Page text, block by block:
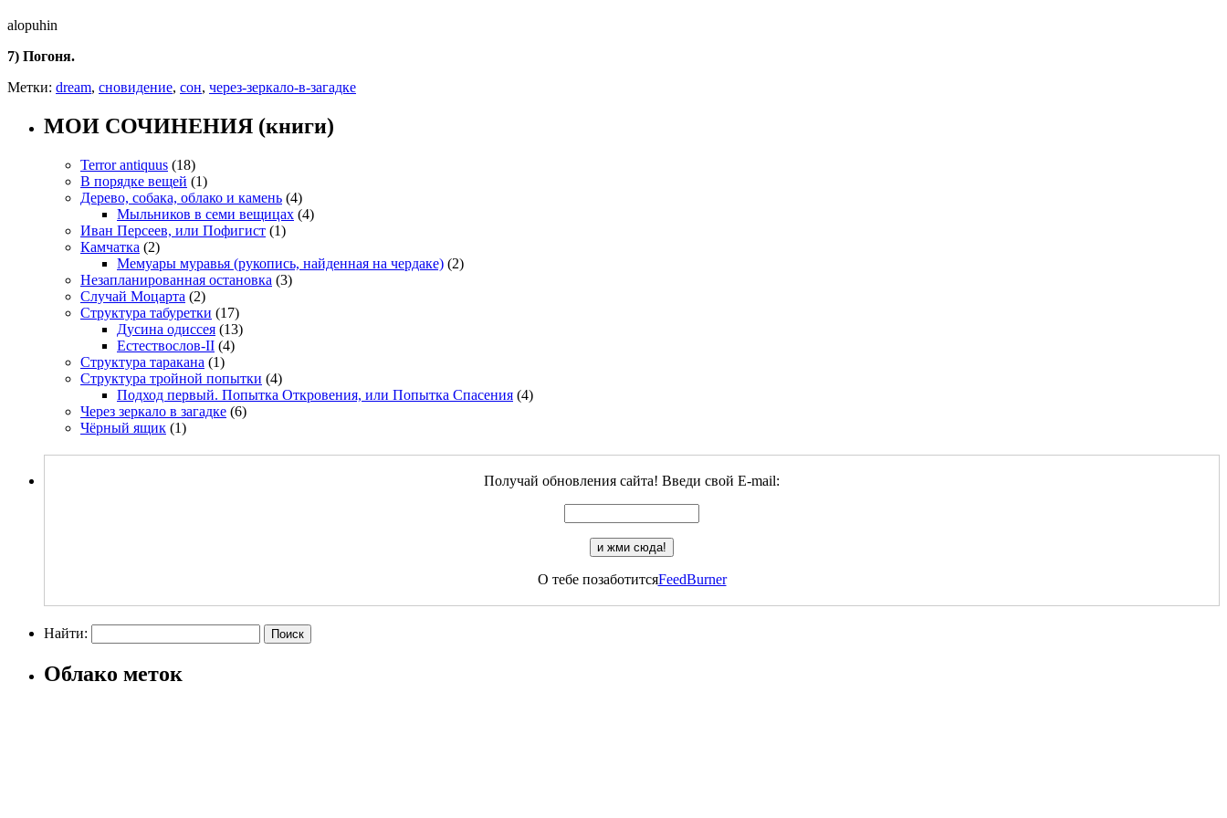
alopuhin
7) Погоня.
Метки: dream, сновидение, сон, через-зеркало-в-загадке
МОИ СОЧИНЕНИЯ (книги)
Terror antiquus (18)
В порядке вещей (1)
Дерево, собака, облако и камень (4)
Мыльников в семи вещицах (4)
Иван Персеев, или Пофигист (1)
Камчатка (2)
Мемуары муравья (рукопись, найденная на чердаке) (2)
Незапланированная остановка (3)
Случай Моцарта (2)
Структура табуретки (17)
Дусина одиссея (13)
Естествослов-II (4)
Структура таракана (1)
Структура тройной попытки (4)
Подход первый. Попытка Откровения, или Попытка Спасения (4)
Через зеркало в загадке (6)
Чёрный ящик (1)
Получай обновления сайта! Введи свой E-mail:
О тебе позаботитсяFeedBurner
Найти:
Облако меток